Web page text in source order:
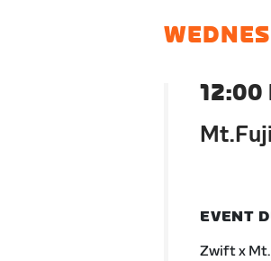
12:00
EVENT
Zwift x